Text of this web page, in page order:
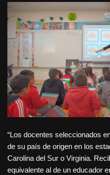
“Los docentes seleccionados
de su país de origen en los
Carolina del Sur o Virginia.
equivalente al de un educador